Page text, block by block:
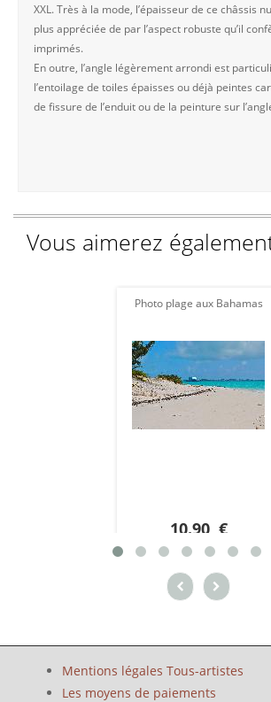
XXL. Très à la mode, l’épaisseur de ce châssis
plus appréciée de par l’aspect robuste qu’il
imprimés.
En outre, l’angle légèrement arrondi est
l’entoilage de toiles épaisses ou déjà peintes
de fissure de l’enduit ou de la peinture sur
Vous aimerez
Photo plage aux Bahamas
10.90 €
Mentions légales Tous-artistes
Les moyens de paiements